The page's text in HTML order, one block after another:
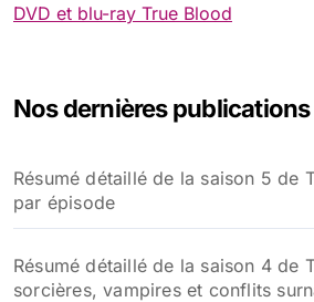
DVD et blu-ray True Blood
Nos dernières publications
Résumé détaillé de la saison 5 de
par épisode
Résumé détaillé de la saison 4 de
sorcières, vampires et conflits